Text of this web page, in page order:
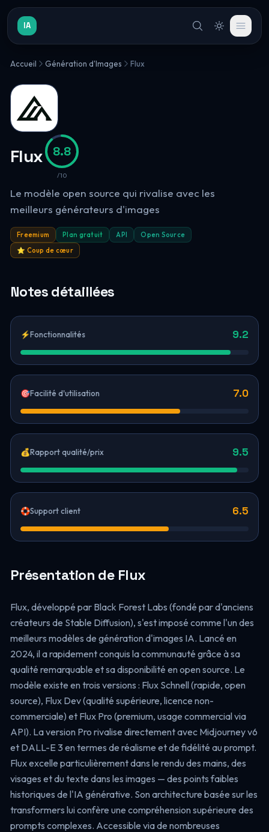
IA
Accueil Génération d'Images Flux
Flux 8.8
/10
Le modèle open source qui rivalise avec les
meilleurs générateurs d'images
Freemium Plan gratuit API
Open Source
⭐ Coup de cœur
Notes détaillées
⚡Fonctionnalités 9.2
🎯Facilité d'utilisation 7.0
💰Rapport qualité/prix 9.5
🛟Support client 6.5
Présentation de Flux
Flux, développé par Black Forest Labs (fondé par d'anciens
créateurs de Stable Diffusion), s'est imposé comme l'un des
meilleurs modèles de génération d'images IA. Lancé en
2024, il a rapidement conquis la communauté grâce à sa
qualité remarquable et sa disponibilité en open source. Le
modèle existe en trois versions : Flux Schnell (rapide, open
source), Flux Dev (qualité supérieure, licence non-
commerciale) et Flux Pro (premium, usage commercial via
API). La version Pro rivalise directement avec Midjourney v6
et DALL-E 3 en termes de réalisme et de fidélité au prompt.
Flux excelle particulièrement dans le rendu des mains, des
visages et du texte dans les images — des points faibles
historiques de l'IA générative. Son architecture basée sur les
transformers lui confère une compréhension supérieure des
prompts complexes. Accessible via de nombreuses